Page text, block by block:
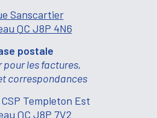
Sanscartier
QC J8P 4N6
postale
pour les factures,
correspondances
CSP Templeton Est
QC J8P 7V2